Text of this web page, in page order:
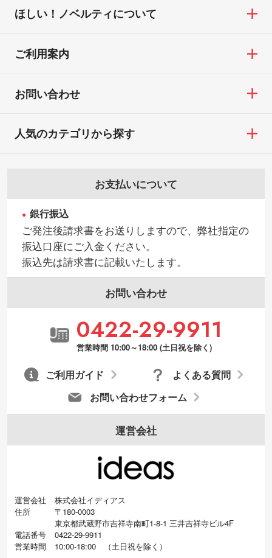
ほしい！ノベルティについて
ご利用案内
お問い合わせ
お支払いについて
銀行振込
ご発注後請求書をお送りしますので、弊社指定の
振込口座にご入金ください。
振込先は請求書に記載いたします。
お問い合わせ
0422-29-9911
営業時間 10:00～18:00 (土日祝を除く)
お問い合わせフォーム
よくある質問
ご利用ガイド
運営会社
運営会社
株式会社イディアス
住所
〒180-0003
東京都武蔵野市吉祥寺南町1-8-1 三井吉祥寺ビル4F
電話番号
0422-29-9911
営業時間
10:00-18:00 （土日祝を除く）
人気のカテゴリから探す